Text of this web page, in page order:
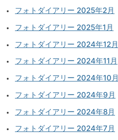
フォトダイアリー 2025年2月
フォトダイアリー 2025年1月
フォトダイアリー 2024年12月
フォトダイアリー 2024年11月
フォトダイアリー 2024年10月
フォトダイアリー 2024年9月
フォトダイアリー 2024年8月
フォトダイアリー 2024年7月